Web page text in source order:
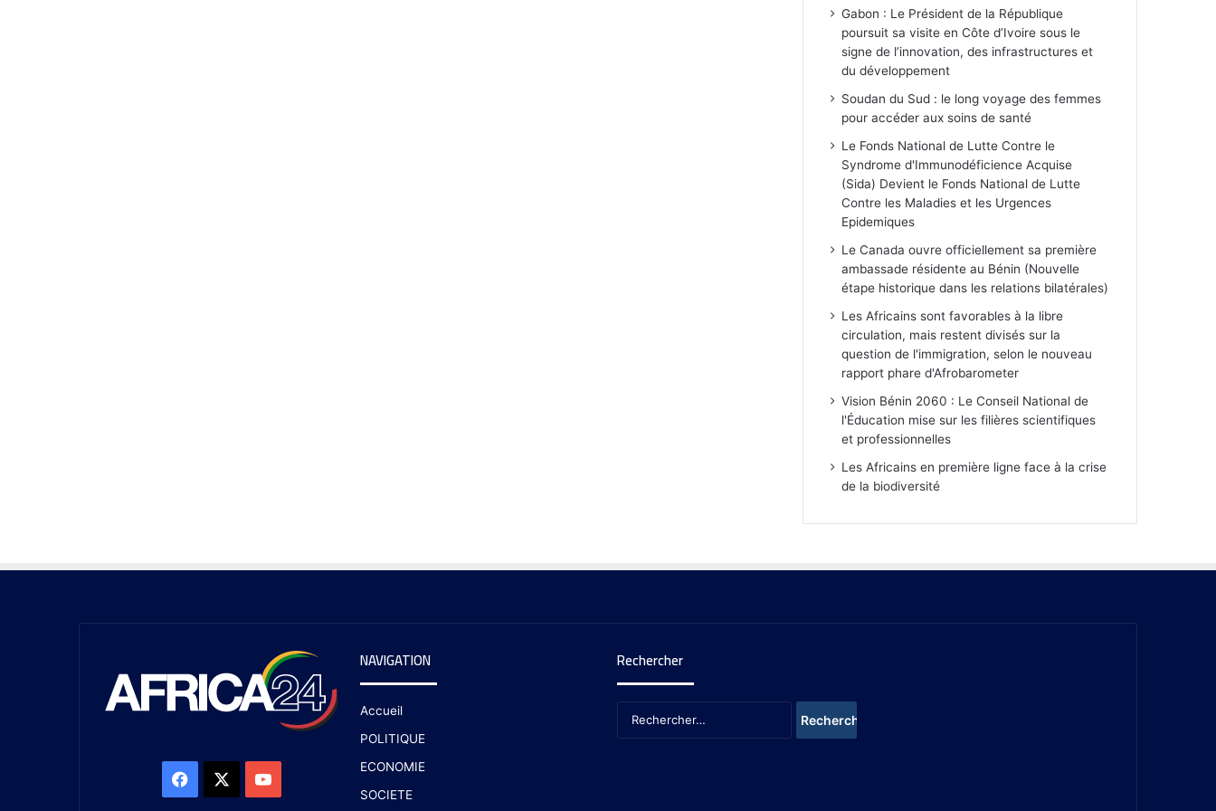
Gabon : Le Président de la République
poursuit sa visite en Côte d’Ivoire sous le
signe de l’innovation, des infrastructures et
du développement
Soudan du Sud : le long voyage des femmes
pour accéder aux soins de santé
Le Fonds National de Lutte Contre le
Syndrome d'Immunodéficience Acquise
(Sida) Devient le Fonds National de Lutte
Contre les Maladies et les Urgences
Epidemiques
Le Canada ouvre officiellement sa première
ambassade résidente au Bénin (Nouvelle
étape historique dans les relations bilatérales)
Les Africains sont favorables à la libre
circulation, mais restent divisés sur la
question de l'immigration, selon le nouveau
rapport phare d'Afrobarometer
Vision Bénin 2060 : Le Conseil National de
l'Éducation mise sur les filières scientifiques
et professionnelles
Les Africains en première ligne face à la crise
de la biodiversité
NAVIGATION
Accueil
POLITIQUE
ECONOMIE
SOCIETE
Rechercher